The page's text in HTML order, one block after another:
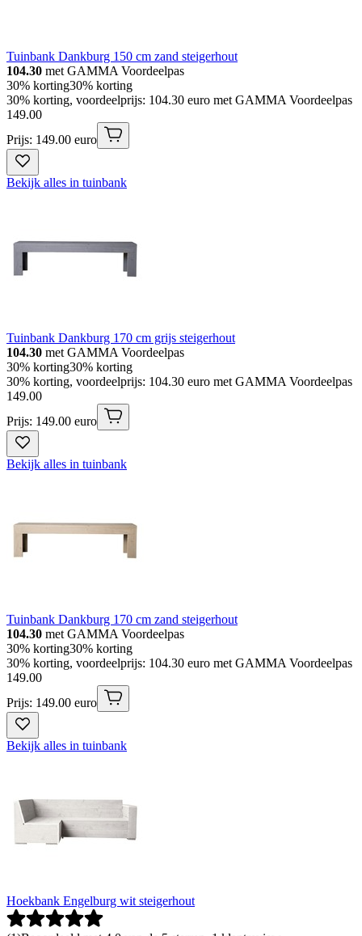
Tuinbank Dankburg 150 cm zand steigerhout
104.30 met GAMMA Voordeelpas
30% korting30% korting
30% korting, voordeelprijs: 104.30 euro met GAMMA Voordeelpas
149.00
Prijs: 149.00 euro
Bekijk alles in tuinbank
Tuinbank Dankburg 170 cm grijs steigerhout
104.30 met GAMMA Voordeelpas
30% korting30% korting
30% korting, voordeelprijs: 104.30 euro met GAMMA Voordeelpas
149.00
Prijs: 149.00 euro
Bekijk alles in tuinbank
Tuinbank Dankburg 170 cm zand steigerhout
104.30 met GAMMA Voordeelpas
30% korting30% korting
30% korting, voordeelprijs: 104.30 euro met GAMMA Voordeelpas
149.00
Prijs: 149.00 euro
Bekijk alles in tuinbank
Hoekbank Engelburg wit steigerhout